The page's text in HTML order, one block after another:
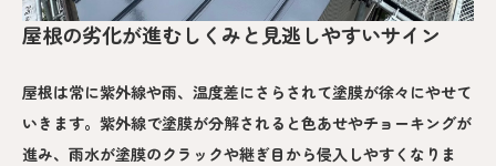
屋根の劣化が進むしくみと見逃しやすいサイン
屋根は常に紫外線や雨、温度差にさらされて塗膜が徐々にやせて
いきます。紫外線で塗膜が分解されると色あせやチョーキングが
進み、雨水が塗膜のクラックや継ぎ目から侵入しやすくなりま